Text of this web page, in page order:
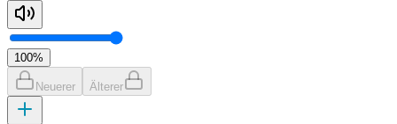
100%
Neuerer Älterer